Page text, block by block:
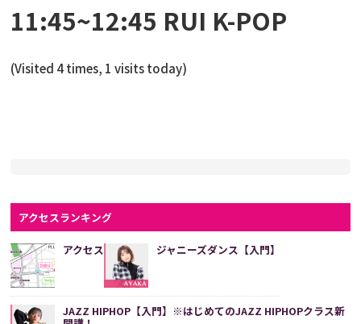
11:45~12:45 RUI K-POP
(Visited 4 times, 1 visits today)
アクセスランキング
アクセス ジャニーズダンス【入門】
JAZZ HIPHOP【入門】※はじめてのJAZZ HIPHOPクラス新